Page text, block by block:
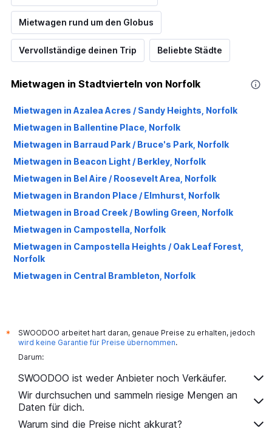
Mietwagen rund um den Globus
Vervollständige deinen Trip Beliebte Städte
Mietwagen in Stadtvierteln von Norfolk
Mietwagen in Azalea Acres / Sandy Heights, Norfolk
Mietwagen in Ballentine Place, Norfolk
Mietwagen in Barraud Park / Bruce's Park, Norfolk
Mietwagen in Beacon Light / Berkley, Norfolk
Mietwagen in Bel Aire / Roosevelt Area, Norfolk
Mietwagen in Brandon Place / Elmhurst, Norfolk
Mietwagen in Broad Creek / Bowling Green, Norfolk
Mietwagen in Campostella, Norfolk
Mietwagen in Campostella Heights / Oak Leaf Forest,
Norfolk
Mietwagen in Central Brambleton, Norfolk
Mietwagen in Colonial Heights, Norfolk
Mietwagen in Colonial Place, Norfolk
Mietwagen in Coronado / Inglenook Park, Norfolk
Mietwagen in Cottage Row Park, Norfolk
Mietwagen in Crown Point / River Oaks, Norfolk
*
SWOODOO arbeitet hart daran, genaue Preise zu erhalten, jedoch
wird keine Garantie für Preise übernommen.
Darum:
SWOODOO ist weder Anbieter noch Verkäufer.
Wir durchsuchen und sammeln riesige Mengen an
Daten für dich.
Warum sind die Preise nicht akkurat?